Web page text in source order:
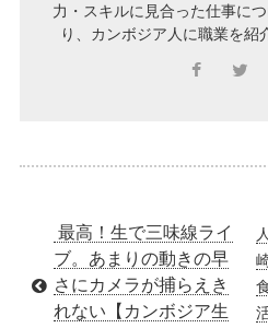
力・スキルに見合った仕事に
り、カンボジア人に職業を紹
最高！生で三味線ライ
ブ。あまりの動きの早
さにカメラが捕らえき
れない【カンボジア生